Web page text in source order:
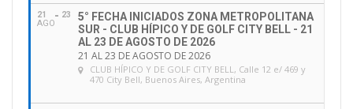
21
AGO
23
5° FECHA INICIADOS ZONA METROPOLITANA
SUR - CLUB HÍPICO Y DE GOLF CITY BELL - 21
AL 23 DE AGOSTO DE 2026
21 AL 23 DE AGOSTO DE 2026
CLUB HÍPICO Y DE GOLF CITY BELL, Calle 12 e/ 469 y
470 City Bell, Buenos Aires, Argentina